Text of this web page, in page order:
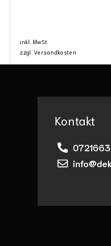
inkl. MwSt.
zzgl.Versandkosten
Kontakt